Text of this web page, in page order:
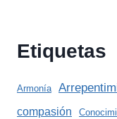
Etiquetas
Armonía
compasión